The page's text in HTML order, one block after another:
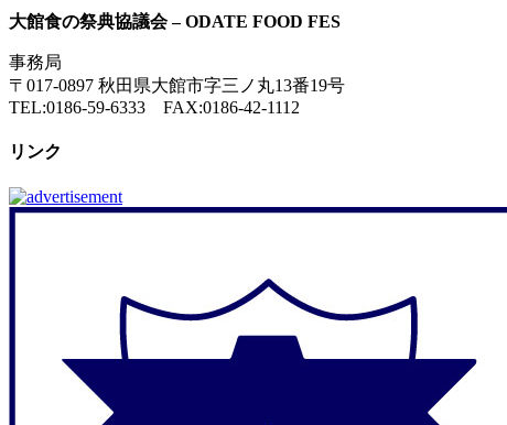
大館食の祭典協議会 – ODATE FOOD FES
事務局
〒017-0897 秋田県大館市字三ノ丸13番19号
TEL:0186-59-6333 FAX:0186-42-1112
リンク